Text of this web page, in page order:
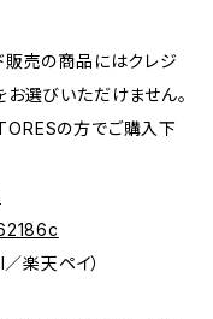
販売の商品にはクレジ
選びいただけません。
の方でご購入下
楽天ペイ）